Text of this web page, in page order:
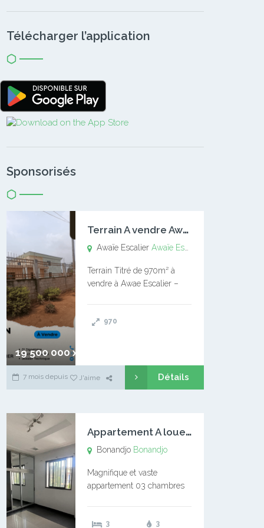
Télécharger l’application
Sponsorisés
19 500 000 xaf
T
errain A vendre Awaïe Escalier
Awaïe EscalierAwaïe Escalier
Terrain Titré de 970m² à
vendre à Awae Escalier –
l’Université Catholique –
970
7 mois depuis J'aime Détails
A
ppartement A louer Bonandjo
Bonandjo Bonandjo
Magnifique et vaste
appartement 03 chambres
douches 01 vaste salon 01
3
3